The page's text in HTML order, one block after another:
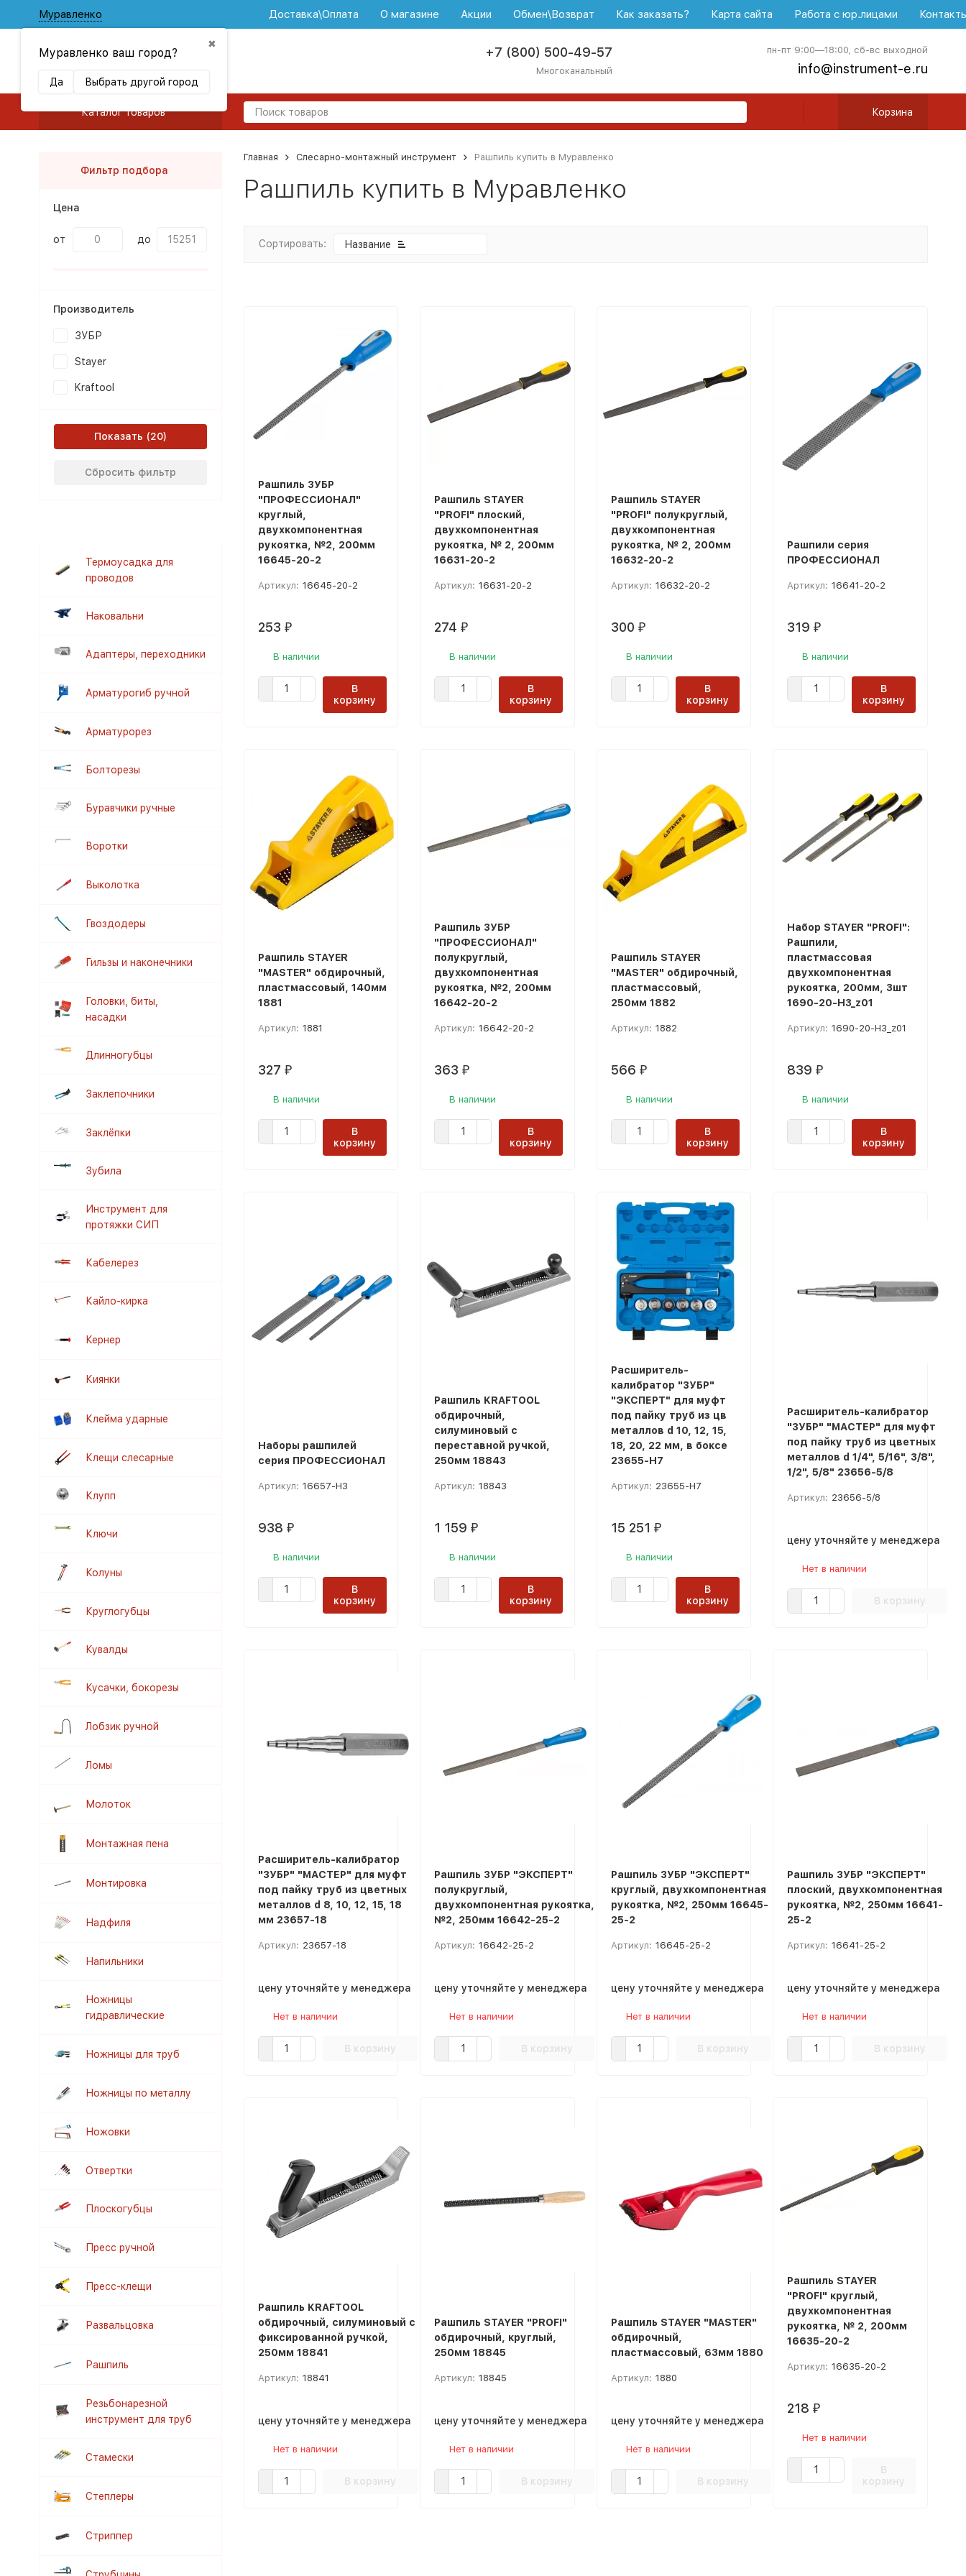
Муравленко
✖
Муравленко ваш город?
Да Выбрать другой город
Доставка\Оплата О магазине Акции Обмен\Возврат Как заказать? Карта сайта Работа с юр.лицами
+7 (800) 500-49-57
Многоканальный
пн-пт 9:00—18:00, сб-вс выходной
info@instrument-e.ru
Каталог товаров Корзина
Главная Слесарно-монтажный инструмент Рашпиль купить в Муравленко
Рашпиль купить в Муравленко
Сортировать: Название
покупателей
Рашпиль ЗУБР
"ПРОФЕССИОНАЛ"
круглый,
двухкомпонентная
рукоятка, №2, 200мм
16645-20-2
Артикул: 16645-20-2
253 ₽
В наличии
В
корзину
Рашпиль STAYER
"PROFI" плоский,
двухкомпонентная
рукоятка, № 2, 200мм
16631-20-2
Артикул: 16631-20-2
274 ₽
В наличии
В
корзину
Рашпиль STAYER
"PROFI" полукруглый,
двухкомпонентная
рукоятка, № 2, 200мм
16632-20-2
Артикул: 16632-20-2
300 ₽
В наличии
В
корзину
Рашпили серия
ПРОФЕССИОНАЛ
Артикул: 16641-20-2
319 ₽
В наличии
В
корзину
Рашпиль STAYER
"MASTER" обдирочный,
пластмассовый, 140мм
1881
Артикул: 1881
327 ₽
В наличии
В
корзину
Рашпиль ЗУБР
"ПРОФЕССИОНАЛ"
полукруглый,
двухкомпонентная
рукоятка, №2, 200мм
16642-20-2
Артикул: 16642-20-2
363 ₽
В наличии
В
корзину
Рашпиль STAYER
"MASTER" обдирочный,
пластмассовый,
250мм 1882
Артикул: 1882
566 ₽
В наличии
В
корзину
Набор STAYER "PROFI":
Рашпили,
пластмассовая
двухкомпонентная
рукоятка, 200мм, 3шт
1690-20-H3_z01
Артикул: 1690-20-H3_z01
839 ₽
В наличии
В
корзину
Наборы рашпилей
серия ПРОФЕССИОНАЛ
Артикул: 16657-H3
938 ₽
В наличии
В
корзину
Рашпиль KRAFTOOL
обдирочный,
силуминовый с
переставной ручкой,
250мм 18843
Артикул: 18843
1 159 ₽
В наличии
В
корзину
Расширитель-
калибратор "ЗУБР"
"ЭКСПЕРТ" для муфт
под пайку труб из цв
металлов d 10, 12, 15,
18, 20, 22 мм, в боксе
23655-H7
Артикул: 23655-H7
15 251 ₽
В наличии
В
корзину
Расширитель-калибратор
"ЗУБР" "МАСТЕР" для муфт
под пайку труб из цветных
металлов d 1/4", 5/16", 3/8",
1/2", 5/8" 23656-5/8
Артикул: 23656-5/8
цену уточняйте у менеджера
Нет в наличии
В корзину
Расширитель-калибратор
"ЗУБР" "МАСТЕР" для муфт
под пайку труб из цветных
металлов d 8, 10, 12, 15, 18
мм 23657-18
Артикул: 23657-18
цену уточняйте у менеджера
Нет в наличии
В корзину
Рашпиль ЗУБР "ЭКСПЕРТ"
полукруглый,
двухкомпонентная рукоятка,
№2, 250мм 16642-25-2
Артикул: 16642-25-2
цену уточняйте у менеджера
Нет в наличии
В корзину
Рашпиль ЗУБР "ЭКСПЕРТ"
круглый, двухкомпонентная
рукоятка, №2, 250мм 16645-
25-2
Артикул: 16645-25-2
цену уточняйте у менеджера
Нет в наличии
В корзину
Рашпиль ЗУБР "ЭКСПЕРТ"
плоский, двухкомпонентная
рукоятка, №2, 250мм 16641-
25-2
Артикул: 16641-25-2
цену уточняйте у менеджера
Нет в наличии
В корзину
Рашпиль KRAFTOOL
обдирочный, силуминовый с
фиксированной ручкой,
250мм 18841
Артикул: 18841
цену уточняйте у менеджера
Нет в наличии
В корзину
Рашпиль STAYER "PROFI"
обдирочный, круглый,
250мм 18845
Артикул: 18845
цену уточняйте у менеджера
Нет в наличии
В корзину
Рашпиль STAYER "MASTER"
обдирочный,
пластмассовый, 63мм 1880
Артикул: 1880
цену уточняйте у менеджера
Нет в наличии
В корзину
Рашпиль STAYER
"PROFI" круглый,
двухкомпонентная
рукоятка, № 2, 200мм
16635-20-2
Артикул: 16635-20-2
218 ₽
Нет в наличии
В
корзину
Фильтр подбора
Цена
от до
Производитель
ЗУБР
Stayer
Kraftool
Показать
Сбросить фильтр
Термоусадка для
проводов
Наковальни
Адаптеры, переходники
Арматурогиб ручной
Арматурорез
Болторезы
Буравчики ручные
Воротки
Выколотка
Гвоздодеры
Гильзы и наконечники
Головки, биты,
насадки
Длинногубцы
Заклепочники
Заклёпки
Зубила
Инструмент для
протяжки СИП
Кабелерез
Кайло-кирка
Кернер
Киянки
Клейма ударные
Клещи слесарные
Клупп
Ключи
Колуны
Круглогубцы
Кувалды
Кусачки, бокорезы
Лобзик ручной
Ломы
Молоток
Монтажная пена
Монтировка
Надфиля
Напильники
Ножницы
гидравлические
Ножницы для труб
Ножницы по металлу
Ножовки
Отвертки
Плоскогубцы
Пресс ручной
Пресс-клещи
Развальцовка
Рашпиль
Резьбонарезной
инструмент для труб
Стамески
Степлеры
Стриппер